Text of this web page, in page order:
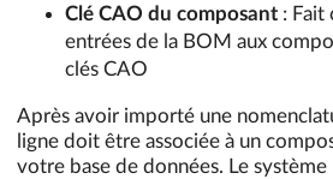
Clé CAO du composant : Fait
entrées de la BOM aux
clés CAO
Après avoir importé une
ligne doit être associée à un
votre base de données. Le